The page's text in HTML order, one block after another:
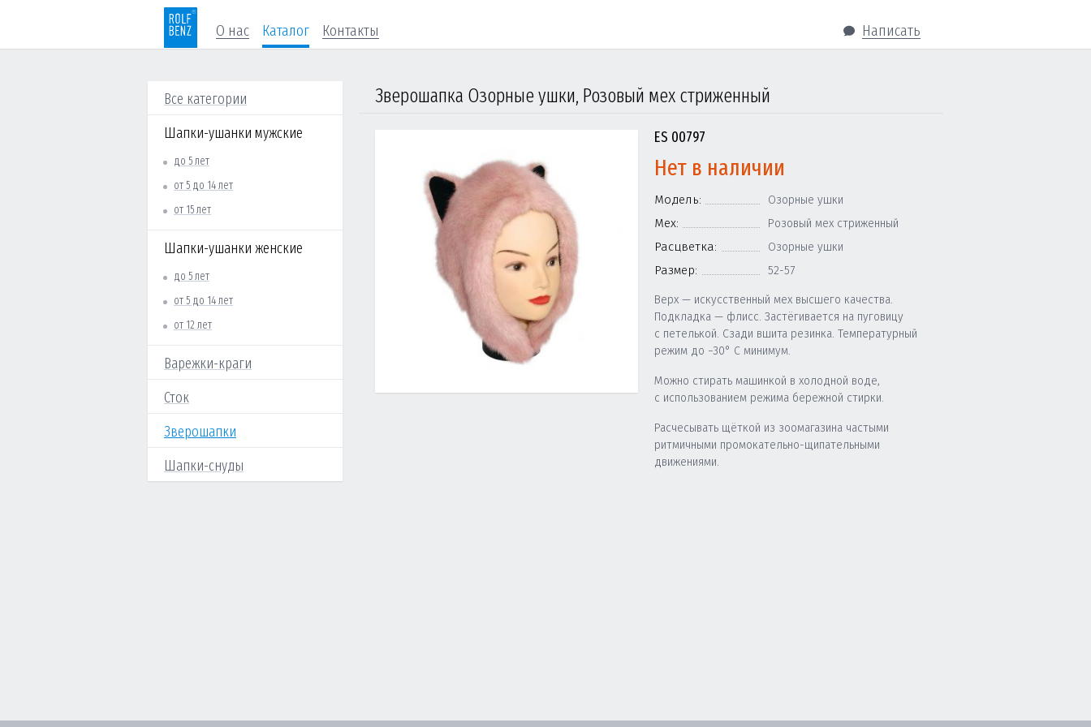
О нас Каталог Контакты Написать
Все категории
Шапки-ушанки мужские
до 5 лет
от 5 до 14 лет
от 15 лет
Шапки-ушанки женские
до 5 лет
от 5 до 14 лет
от 12 лет
Варежки-краги
Сток
Зверошапки
Шапки-снуды
Зверошапка Озорные ушки, Розовый мех стриженный
ES 00797
Нет в наличии
Модель: Озорные ушки
Мех: Розовый мех стриженный
Расцветка: Озорные ушки
Размер: 52-57
Верх — искусственный мех высшего качества.
Подкладка — флисс. Застёгивается на пуговицу
с петелькой. Сзади вшита резинка. Температурный
режим до −30° C минимум.
Можно стирать машинкой в холодной воде,
с использованием режима бережной стирки.
Расчесывать щёткой из зоомагазина частыми
ритмичными промокательно-щипательными
движениями.